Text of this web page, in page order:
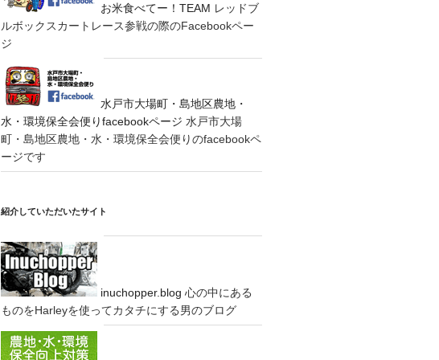
お米食べてー！TEAM レッドブ
ルボックスカートレース参戦の際のFacebookペー
ジ
水戸市大場町・島地区農地・
水・環境保全会便りfacebookページ 水戸市大場
町・島地区農地・水・環境保全会便りのfacebookペ
ージです
紹介していただいたサイト
inuchopper.blog 心の中にある
ものをHarleyを使ってカタチにする男のブログ